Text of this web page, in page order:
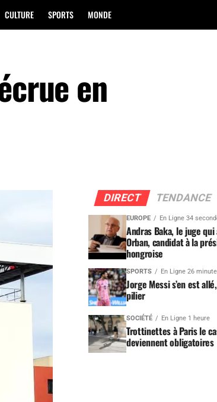
CULTURE SPORTS MONDE
en
DIRECT TENDANCE
EUROPE En Ligne 34
Andras Baka, le juge
Orban, candidat à la
hongroise
SPORTS En Ligne 26
Jorge Messi s’en est
pilier
SOCIÉTÉ En Ligne 1 heure
Trottinettes à Paris le
deviennent obligatoires